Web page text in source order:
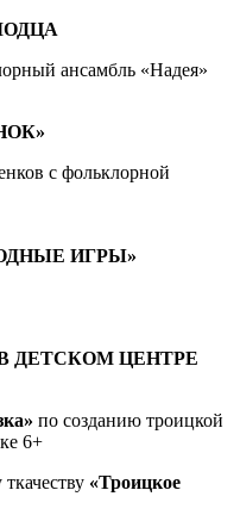
ансамбль «Надея»
с фольклорной
ИГРЫ»
ДЕТСКОМ ЦЕНТРЕ
по созданию троицкой
6+
«Троицкое